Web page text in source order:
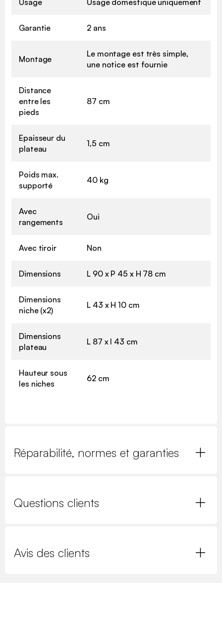
Usage Usage domestique uniquement
Garantie 2 ans
Montage
Le montage est très simple,
une notice est fournie
Distance
entre les
pieds
87 cm
Epaisseur du
plateau
1,5 cm
Poids max.
supporté
40 kg
Avec
rangements
Oui
Avec tiroir Non
Dimensions L 90 x P 45 x H 78 cm
Dimensions
niche (x2)
L 43 x H 10 cm
Dimensions
plateau
L 87 x l 43 cm
Hauteur sous
les niches
62 cm
Réparabilité, normes et garanties
Questions clients
Avis des clients